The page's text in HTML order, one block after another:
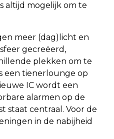
altijd mogelijk om te
meer (dag)licht en
gecreëerd,
plekken om te
een tienerlounge op
IC wordt een
alarmen op de
staat centraal. Voor de
in de nabijheid